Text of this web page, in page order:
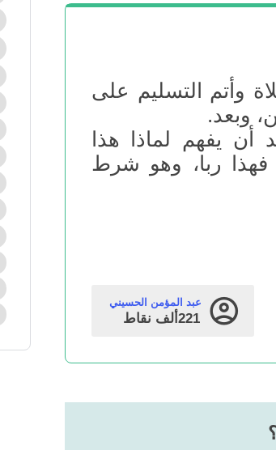
وأتم التسليم على
وبعد.
أن يفهم لماذا هذا
فهذا ربا، وهو شرط
عبد المؤمن الحسيني
221ألف نقاط